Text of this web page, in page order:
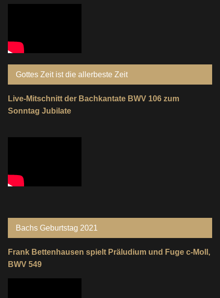
Gottes Zeit ist die allerbeste Zeit
Live-Mitschnitt der Bachkantate BWV 106 zum
Sonntag Jubilate
Bachs Geburtstag 2021
Frank Bettenhausen spielt Präludium und Fuge c-Moll,
BWV 549